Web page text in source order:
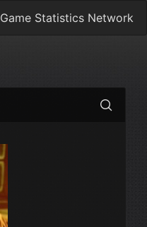
Game Statistics Network